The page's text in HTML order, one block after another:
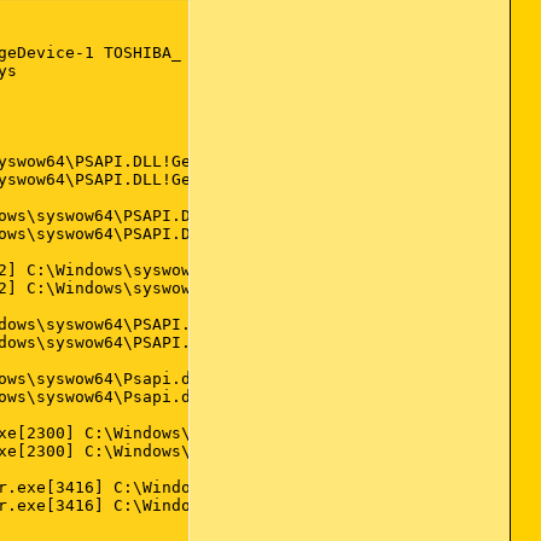
1 TOSHIBA_ rev.LH00 465,76GB